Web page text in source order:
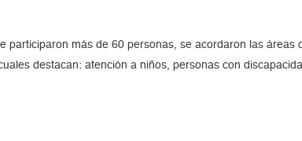
participaron más de 60 personas, se acordaron las
destacan: atención a niños, personas con